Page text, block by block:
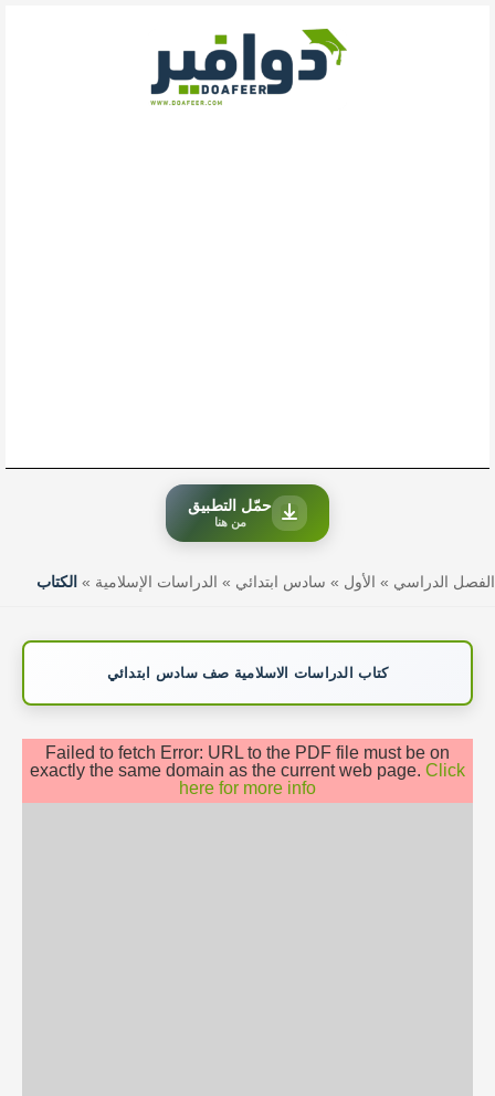
حمّل التطبيق
من هنا
الفصل الدراسي » الأول » سادس ابتدائي » الدراسات الإسلامية » الكتاب
كتاب الدراسات الاسلامية صف سادس ابتدائي
Failed to fetch Error: URL to the PDF file must be on
exactly the same domain as the current web page. Click
here for more info